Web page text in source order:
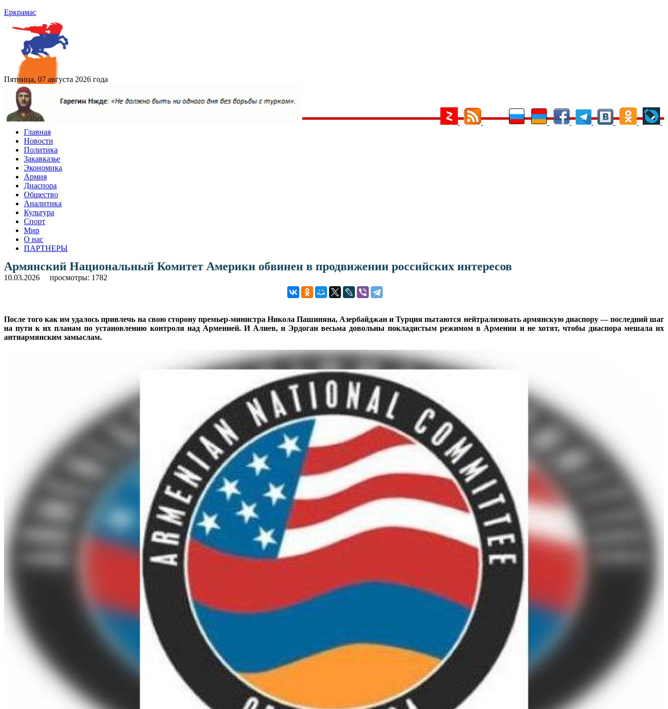
Еркрамас
Пятница, 07 августа 2026 года
Главная
Новости
Политика
Закавказье
Экономика
Армия
Диаспора
Общество
Аналитика
Культура
Спорт
Мир
О нас
ПАРТНЕРЫ
Армянский Национальный Комитет Америки обвинен в продвижении российских интересов
10.03.2026 просмотры: 1782
После того как им удалось привлечь на свою сторону премьер-министра Никола Пашиняна, Азербайджан и Турция пытаются нейтрализовать армянскую диаспору — последний шаг
на пути к их планам по установлению контроля над Арменией. И Алиев, и Эрдоган весьма довольны покладистым режимом в Армении и не хотят, чтобы диаспора мешала их
антиармянским замыслам.